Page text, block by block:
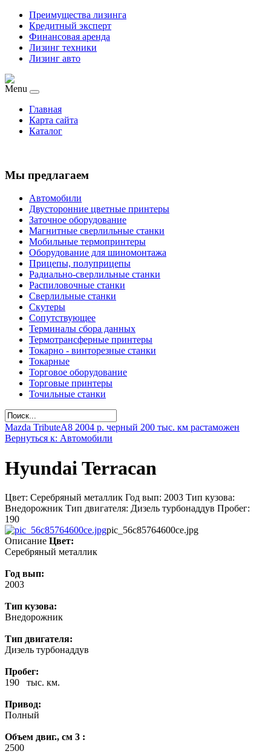
Преимущества лизинга
Кредитный эксперт
Финансовая аренда
Лизинг техники
Лизинг авто
Menu
Главная
Карта сайта
Каталог
Мы предлагаем
Автомобили
Двусторонние цветные принтеры
Заточное оборудование
Магнитные сверлильные станки
Мобильные термопринтеры
Оборудование для шиномонтажа
Прицепы, полуприцепы
Радиально-сверлильные станки
Распиловочные станки
Сверлильные станки
Скутеры
Сопутствующее
Терминалы сбора данных
Термотрансферные принтеры
Токарно - винторезные станки
Токарные
Торговое оборудование
Торговые принтеры
Точильные станки
Mazda TributeA8 2004 р. черный 200 тыс. км растаможен
Вернуться к: Автомобили
Hyundai Terracan
Цвет: Серебряный металлик Год вып: 2003 Тип кузова:
Внедорожник Тип двигателя: Дизель турбонаддув Пробег:
190
pic_56c85764600ce.jpg
Описание Цвет:
Серебряный металлик
Год вып:
2003
Тип кузова:
Внедорожник
Тип двигателя:
Дизель турбонаддув
Пробег:
190 тыс. км.
Привод:
Полный
Объем двиг., см 3 :
2500